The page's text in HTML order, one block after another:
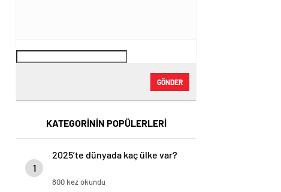
GÖNDER
KATEGORİNİN POPÜLERLERİ
1
2025’te dünyada kaç ülke var?
800 kez okundu